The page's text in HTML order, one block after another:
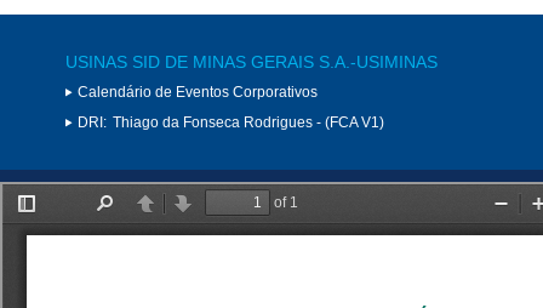
USINAS SID DE MINAS GERAIS S.A.-USIMINAS
Calendário de Eventos Corporativos
DRI: Thiago da Fonseca Rodrigues - (FCA V1)